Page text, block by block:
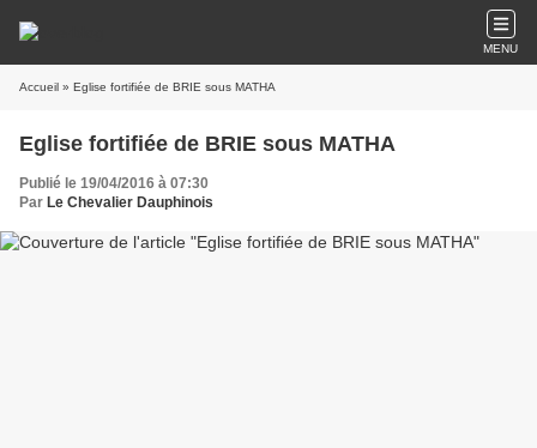
MENU
Accueil » Eglise fortifiée de BRIE sous MATHA
Eglise fortifiée de BRIE sous MATHA
Publié le 19/04/2016 à 07:30
Par Le Chevalier Dauphinois